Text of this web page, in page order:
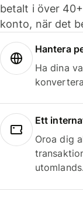
betalt i över
konto, när det
Hantera
Ha dina
Ett
Oroa dig
utomlands.